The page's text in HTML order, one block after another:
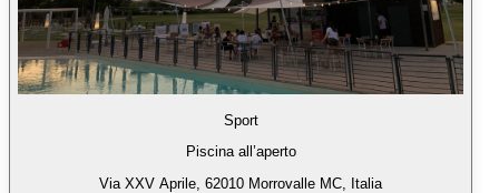
Sport
Piscina all’aperto
Via XXV Aprile, 62010 Morrovalle MC, Italia